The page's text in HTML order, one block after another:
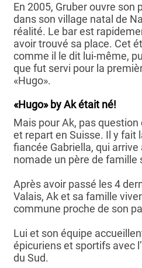
En 2005, Gruber ouvre son
dans son village natal de
réalité. Le bar est
avoir trouvé sa place. Cet
comme il le dit lui-même,
que fut servi pour la
«Hugo».
«Hugo» by Ak était né!
Mais pour Ak, pas question
et repart en Suisse. Il y fait
fiancée Gabriella, qui
nomade un père de famille
Après avoir passé les 4
Valais, Ak et sa famille
commune proche de son
Lui et son équipe
épicuriens et sportifs avec
du Sud.